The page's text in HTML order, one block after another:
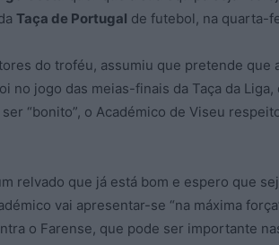
Taça de Portugal de futebol, na quarta-
do troféu, assumiu que pretende que
no jogo das meias-finais da Taça da
“bonito”, o Académico de Viseu
relvado que já está bom e espero que
vai apresentar-se “na máxima
o Farense, que pode ser importante